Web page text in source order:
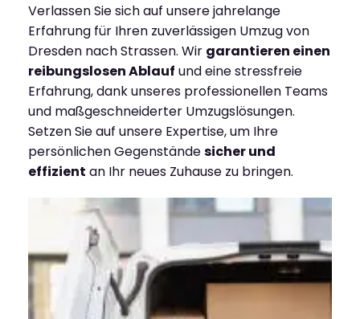
Verlassen Sie sich auf unsere jahrelange
Erfahrung für Ihren zuverlässigen Umzug von
Dresden nach Strassen. Wir garantieren einen
reibungslosen Ablauf und eine stressfreie
Erfahrung, dank unseres professionellen Teams
und maßgeschneiderter Umzugslösungen.
Setzen Sie auf unsere Expertise, um Ihre
persönlichen Gegenständesicher und
effizient an Ihr neues Zuhause zu bringen.